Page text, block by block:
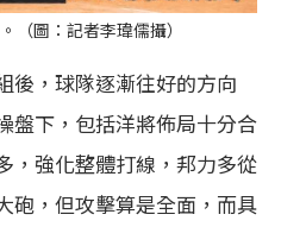
（圖：記者李瑋儒攝）
後，球隊逐漸往好的方向
盤下，包括洋將佈局十分合
，強化整體打線，邦力多從
砲，但攻擊算是全面，而具